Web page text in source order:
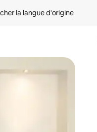
la langue d'origine